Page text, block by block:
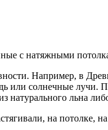
с натяжными
Например, в
или солнечные
натурального льна
на потолке, на